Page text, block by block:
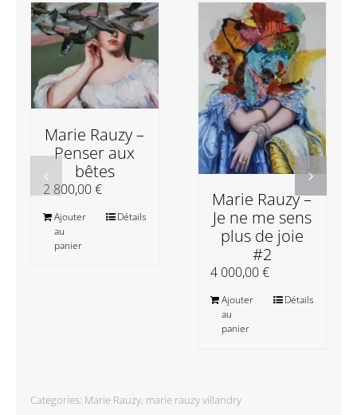
Marie Rauzy –
Penser aux
bêtes
2 800,00€
Ajouter
au
panier
Détails
Marie Rauzy –
Je ne me sens
plus de joie
#2
4 000,00€
Ajouter
au
panier
Détails
Categories: Marie Rauzy, marie rauzy villandry